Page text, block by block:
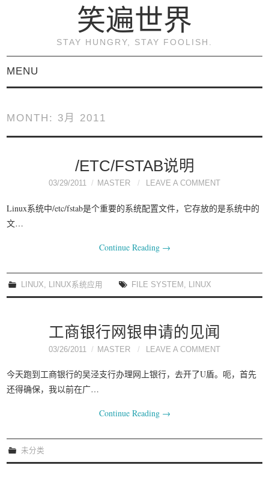
笑遍世界
STAY HUNGRY, STAY FOOLISH.
MENU
战与原理解析》
我要笑遍世界
MONTH: 3月 2011
/ETC/FSTAB说明
03/29/2011 MASTER LEAVE A COMMENT
Linux系统中/etc/fstab是个重要的系统配置文件，它存放的是系统中的
文…
Continue Reading →
LINUX LINUX系统应用 FILE SYSTEM LINUX
工商银行网银申请的见闻
03/26/2011 MASTER LEAVE A COMMENT
今天跑到工商银行的吴泾支行办理网上银行，去开了U盾。呃，首先
还得确保，我以前在广…
Continue Reading →
未分类